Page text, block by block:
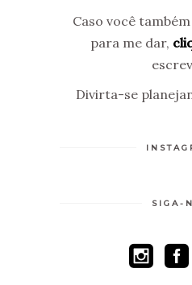
Caso você
para me dar,
Divirta-se
SIGA-